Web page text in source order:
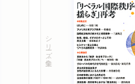
シリーズ・全集